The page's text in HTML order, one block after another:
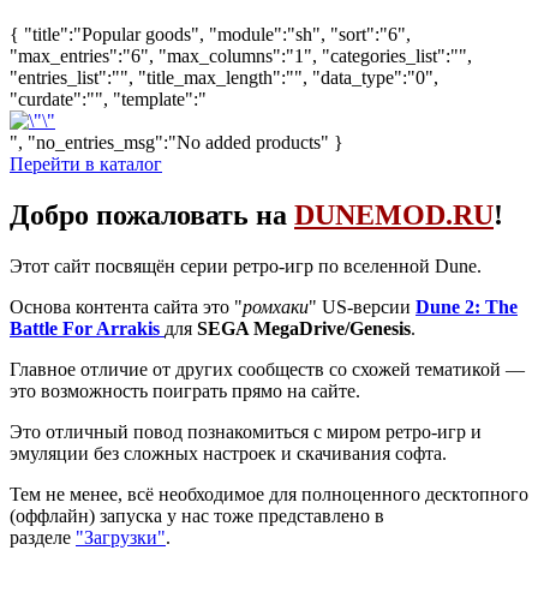
{ "title":"Popular goods", "module":"sh", "sort":"6",
"max_entries":"6", "max_columns":"1", "categories_list":"",
"entries_list":"", "title_max_length":"", "data_type":"0",
"curdate":"", "template":"
", "no_entries_msg":"No added products" }
Перейти в каталог
Добро пожаловать на DUNEMOD.RU!
Этот сайт посвящён серии ретро-игр по вселенной Dune.
Основа контента сайта это "ромхаки" US-версии Dune 2: The
Battle For Arrakis для SEGA MegaDrive/Genesis.
Главное отличие от других сообществ со схожей тематикой —
это возможность поиграть прямо на сайте.
Это отличный повод познакомиться с миром ретро-игр и
эмуляции без сложных настроек и скачивания софта.
Тем не менее, всё необходимое для полноценного десктопного
(оффлайн) запуска у нас тоже представлено в
разделе "Загрузки".